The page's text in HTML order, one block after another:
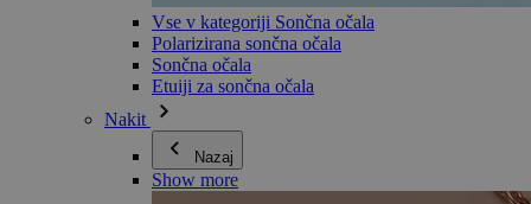
Vse v kategoriji Sončna očala
Polarizirana sončna očala
Sončna očala
Etuiji za sončna očala
Nakit
Nazaj
Show more